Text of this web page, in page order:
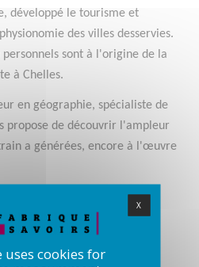
développé le tourisme et
des villes desservies.
personnels sont à l'origine de la
à Chelles.
en géographie, spécialiste de
propose de découvrir l'ampleur
a générées, encore à l'œuvre
sur-Marne
X
uses cookies for